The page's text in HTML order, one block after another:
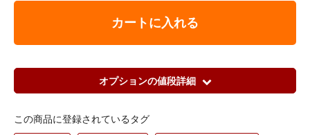
カートに入れる
オプションの値段詳細
この商品に登録されているタグ